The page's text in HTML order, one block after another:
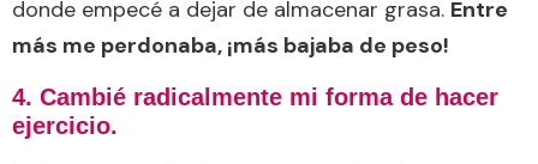
donde empecé a dejar de almacenar grasa. Entre
más me perdonaba, ¡más bajaba de peso!
4. Cambié radicalmente mi forma de hacer
ejercicio.